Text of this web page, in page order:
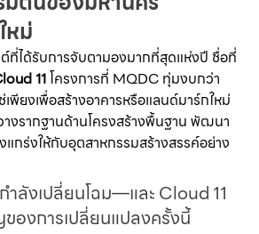
หม่
ต์ที่ได้รับการจับตามองมากที่สุดแห่งปี ชื่อที่
11 โครงการที่ MQDC ทุ่มงบกว่า
เพียงเพื่อสร้างอาคารหรือแลนด์มาร์กใหม่
างรากฐานด้านโครงสร้างพื้นฐาน พัฒนา
แกร่งให้กับอุตสาหกรรมสร้างสรรค์อย่าง
ำลังเปลี่ยนโฉม—และ Cloud 11
องการเปลี่ยนแปลงครั้งนี้